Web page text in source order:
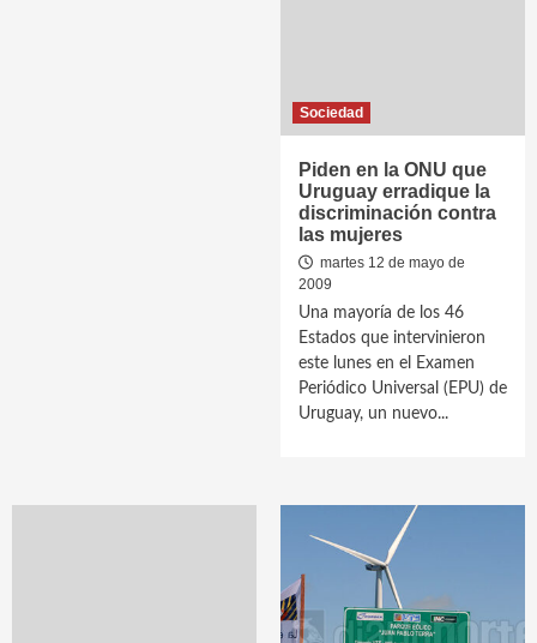
Sociedad
Piden en la ONU que
Uruguay erradique la
discriminación contra
las mujeres
martes 12 de mayo de
2009
Una mayoría de los 46
Estados que intervinieron
este lunes en el Examen
Periódico Universal (EPU) de
Uruguay, un nuevo...